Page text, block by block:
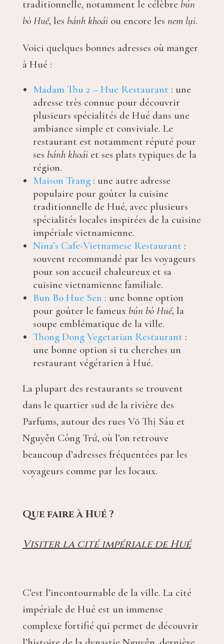
traditionnelle, notamment le célèbre bún
bò Huế, les bánh khoáiou encore les nem lụi.
Voici quelques bonnes adresses où manger
à Hué :
Madam Thu 2 – Hue Restaurant : une
adresse très connue pour découvrir
plusieurs spécialités de Hué dans une
ambiance simple et conviviale. Le
restaurant est notamment réputé pour
ses bánh khoáiet ses plats typiques de la
région.
Maison Trang: une autre adresse
populaire pour goûter la cuisine
traditionnelle de Hué, avec plusieurs
spécialités locales inspirées de la cuisine
impériale vietnamienne.
Nina’s Cafe-Vietnamese Restaurant :
souvent recommandé par les voyageurs
pour son accueil chaleureux et sa
cuisine vietnamienne familiale.
Bun Bo Hue Sen : une bonne option
pour goûter le fameux bún bò Huế, la
soupe emblématique de la ville.
Thong Dong Vegetarian Restaurant :
une bonne option si tu cherches un
restaurant végétarien à Hué.
La plupart des restaurants se trouvent
dans le quartier sud de la rivière des
Parfums, autour des rues Võ Thị Sáu et
Nguyễn Công Trứ, où l’on retrouve
beaucoup d’adresses fréquentées par les
voyageurs comme par les locaux.
Que faire à Hué ?
Visiter la cité impériale de Hué
C’est l’incontournable de la ville. La cité
impériale de Hué est un immense
complexe fortifié qui permet de découvrir